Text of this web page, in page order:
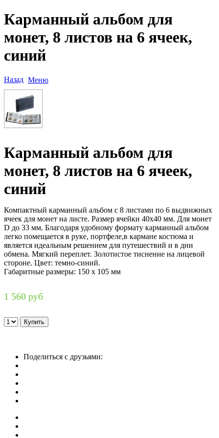
Карманный альбом для
монет, 8 листов на 6 ячеек,
синий
Назад Меню
Карманный альбом для
монет, 8 листов на 6 ячеек,
синий
Компактный карманный альбом с 8 листами по 6 выдвижных
ячеек для монет на листе. Размер ячейки 40х40 мм. Для монет
D до 33 мм. Благодаря удобному формату карманный альбом
легко помещается в руке, портфеле,в кармане костюма и
является идеальным решением для путешествий и в дни
обмена. Мягкий переплет. Золотистое тиснение на лицевой
стороне. Цвет: темно-синий.
Габаритные размеры: 150 х 105 мм
1 560 руб
Поделиться с друзьями: